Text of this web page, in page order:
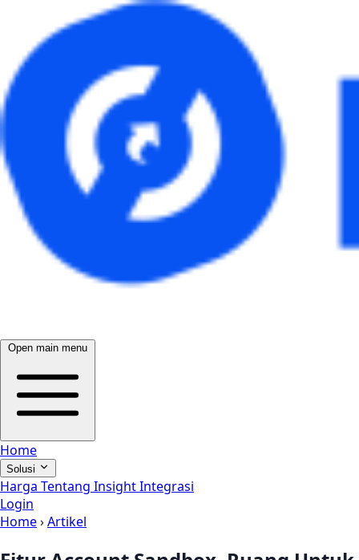
Open main menu
Home
Solusi
Harga Tentang InsightIntegrasi
Login
Home›Artikel